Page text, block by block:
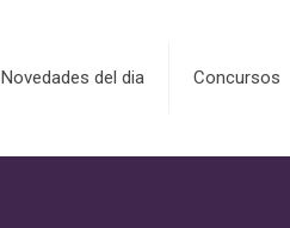
Novedades del dia Concursos